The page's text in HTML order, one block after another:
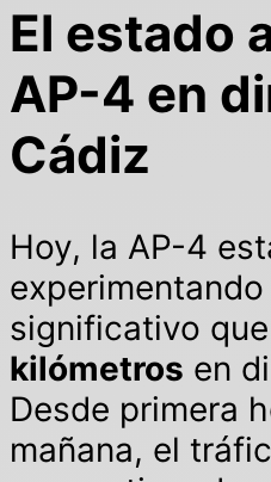
El estado
AP-4 en
Cádiz
Hoy, la AP-4
significativo
kilómetros en
Desde primera
mañana, el